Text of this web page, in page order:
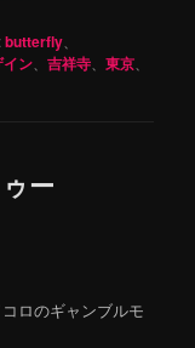
butterfly
イン 、吉祥寺 、東京
ー
ロのギャンブルモ